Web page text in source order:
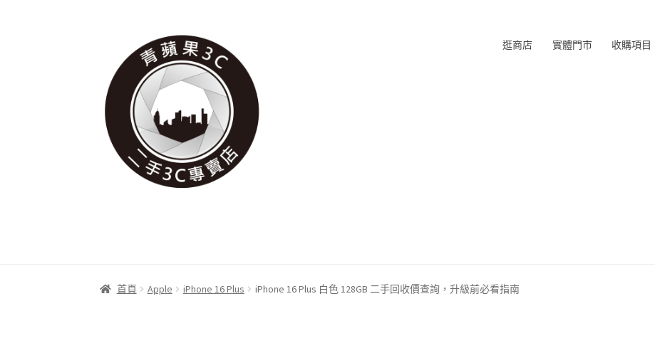
覽
列
要
內
容
逛商店 實體門市 收購項目
首頁 Apple iPhone 16 Plus iPhone 16 Plus 白色 128GB 二手回收價查詢，升級前必看指南